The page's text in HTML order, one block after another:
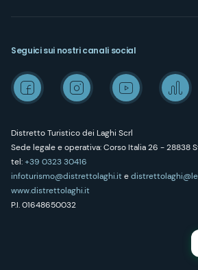
Distretto Turistico dei Laghi Scrl
Sede legale e operativa: Corso Italia 26 - 28838
tel:+39 0323 30416
infoturismo@distrettolaghi.ite
www.distrettolaghi.it
P.I. 01648650032
Seguici sui nostri canali social